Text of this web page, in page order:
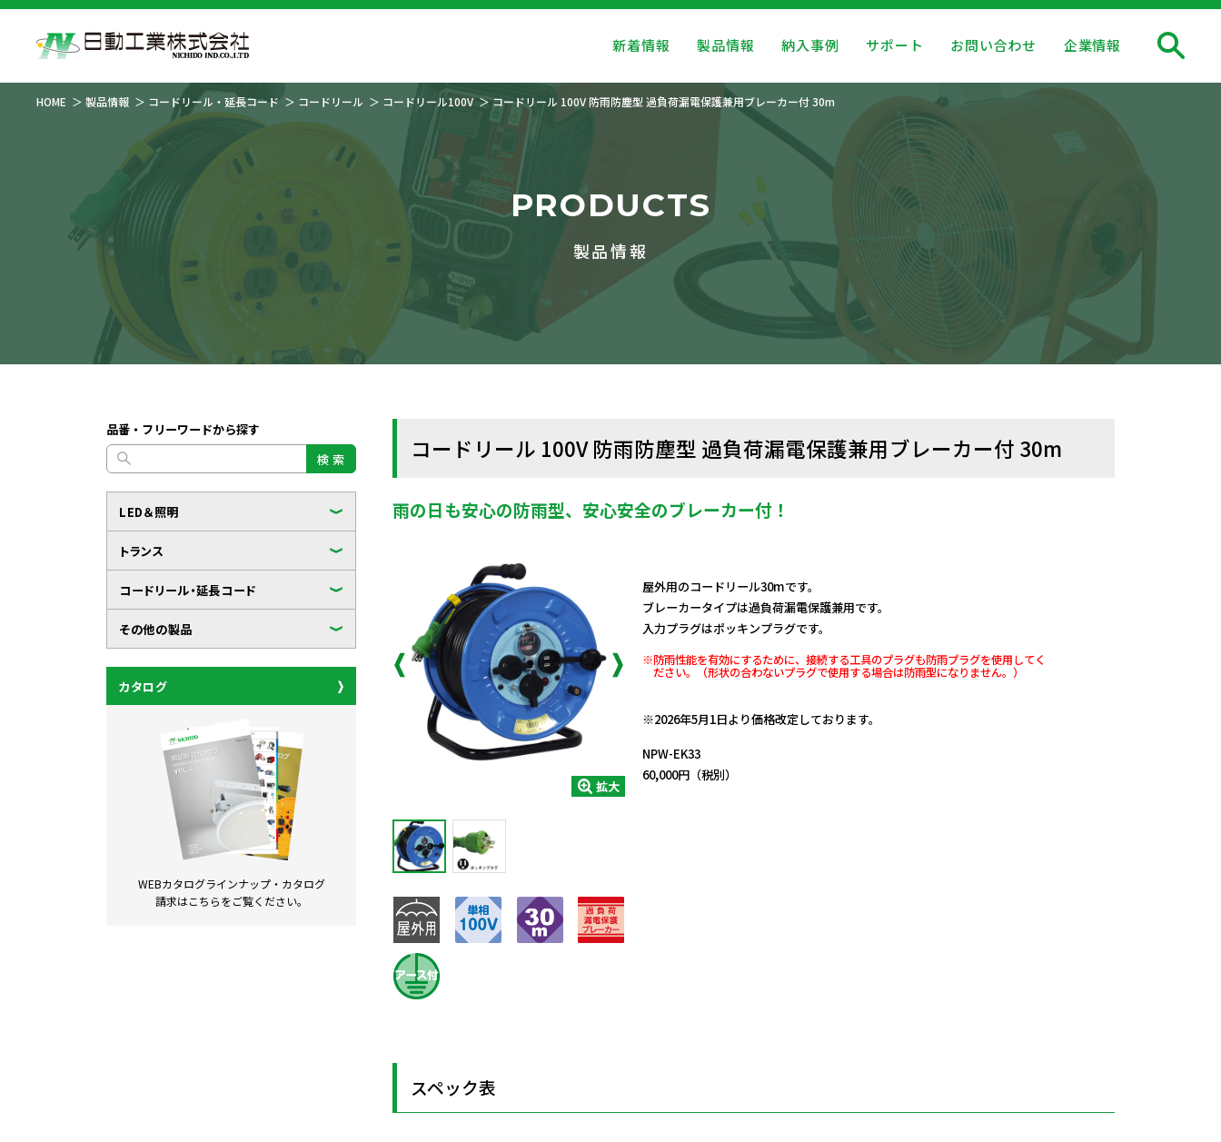
新着情報 製品情報 納入事例 サポート お問い合わせ 企業情報
HOME 製品情報 コードリール・延長コード コードリール コードリール100V コードリール 100V 防雨防塵型 過負荷漏電保護兼用ブレーカー付 30m
PRODUCTS
製品情報
品番・フリーワードから探す
検 索
LED＆照明
トランス
コードリール・延長コード
その他の製品
カタログ
WEBカタログラインナップ・ カタログ
請求はこちらをご覧ください。
コードリール 100V 防雨防塵型 過負荷漏電保護兼用ブレーカー付 30m
雨の日も安心の防雨型、安心安全のブレーカー付！
拡大
屋外用のコードリール30mです。
ブレーカータイプは過負荷漏電保護兼用です。
入力プラグはポッキンプラグです。
※防雨性能を有効にするために、接続する工具のプラグも防雨プラグを使用してく
ださい。（形状の合わないプラグで使用する場合は防雨型になりません。）
※2026年5月1日より価格改定しております。
NPW-EK33
60,000円（税別）
スペック表